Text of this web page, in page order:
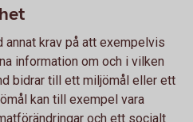
annat krav på att exempelvis
information om och i vilken
bidrar till ett miljömål eller ett
kan till exempel vara
och ett socialt